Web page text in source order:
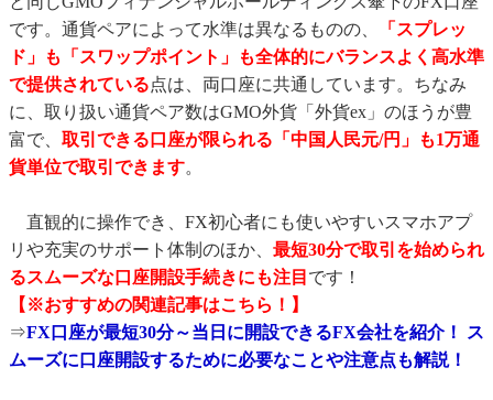
です。通貨ペアによって水準は異なるものの、
「スプレッ
ド」も「スワップポイント」も全体的にバランスよく高水準
で提供されている点は、両口座に共通しています。ちなみ
に、取り扱い通貨ペア数はGMO外貨「外貨ex」のほうが豊
富で、 取引できる口座が限られる「中国人民元/円」も1万通
貨単位で取引できます。
直観的に操作でき、FX初心者にも使いやすいスマホアプ
リや充実のサポート体制のほか、 最短30分で取引を始められ
るスムーズな口座開設手続きにも注目 です！
【※おすすめの関連記事はこちら！】
⇒FX口座が最短30分～当日に開設できるFX会社を紹介！ ス
ムーズに口座開設するために必要なことや注意点も解説！